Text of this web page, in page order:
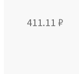
411.11 ₽